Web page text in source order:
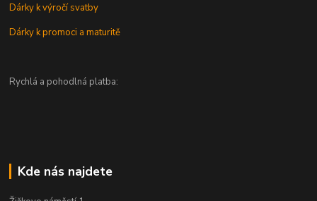
Dárky k výročí svatby
Dárky k promoci a maturitě
Rychlá a pohodlná platba:
Kde nás najdete